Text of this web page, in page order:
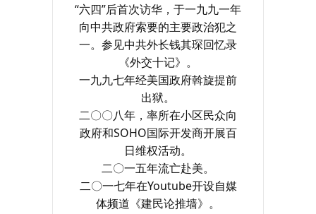
“六四”后首次访华，于一九九一年
向中共政府索要的主要政治犯之
一。参见中共外长钱其琛回忆录
《外交十记》。
一九九七年经美国政府斡旋提前
出狱。
二〇〇八年，率所在小区民众向
政府和SOHO国际开发商开展百
日维权活动。
二〇一五年流亡赴美。
二〇一七年在Youtube开设自媒
体频道《建民论推墙》。